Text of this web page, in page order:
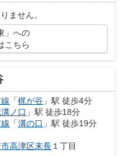
ません。
」への
こちら
「梶が谷 」駅 徒歩4分
ノ口 」駅 徒歩18分
「溝の口 」駅 徒歩19分
市高津区末長 １丁目